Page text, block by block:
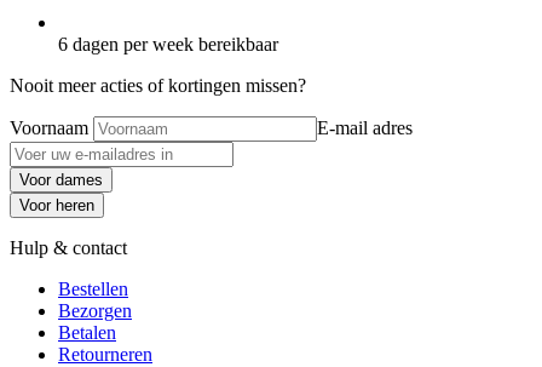
6 dagen per week bereikbaar
Nooit meer acties of kortingen missen?
Voornaam E-mail adres
Voor dames
Voor heren
Hulp & contact
Bestellen
Bezorgen
Betalen
Retourneren